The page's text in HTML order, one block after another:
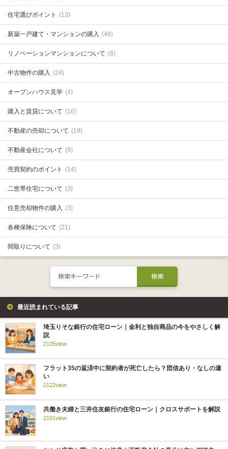
住宅選びポイント (13)
新築一戸建て・マンションの購入 (48)
リノベーションマンションについて (8)
中古物件の購入 (24)
オープンハウス見学 (4)
購入と賃貸について (16)
不動産の売却について (19)
不動産会社について (9)
売買契約のポイント (14)
二世帯住宅について (3)
任意売却物件の購入 (3)
各種保険について (21)
間取りについて (3)
最近読まれている記事
埼玉りそな銀行の住宅ローン｜金利と独自商品の今をやさしく解
説
2125view
フラット35の返済中に契約者が死亡したら？団信あり・なしの違
い
2122view
共働き夫婦と三井住友銀行の住宅ローン｜クロスサポートを解説
2101view